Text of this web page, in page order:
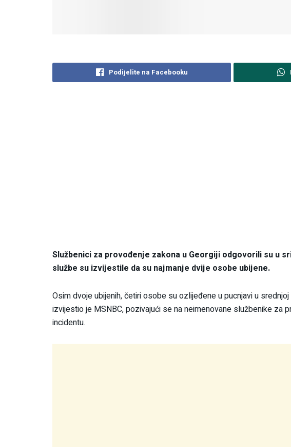
Podijelite na Facebooku
Službenici za provođenje zakona u Georgiji odgovorili su u
službe su izvijestile da su najmanje dvije osobe ubijene.
Osim dvoje ubijenih, četiri osobe su ozlijeđene u pucnjavi u
izvijestio je MSNBC, pozivajući se na neimenovane službenike za
incidentu.